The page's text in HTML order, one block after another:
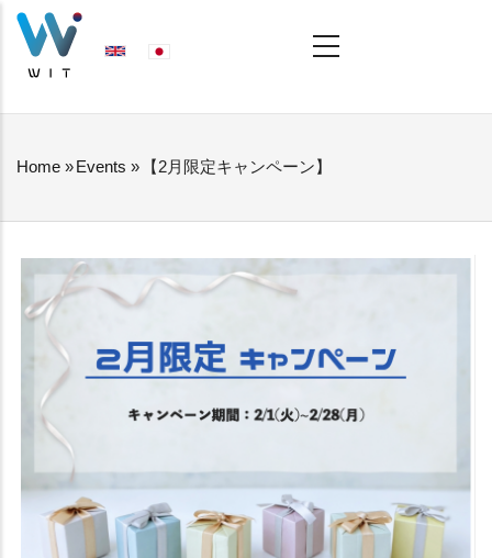
Skip
NAVIGATION
BREADCRUMB
Home »Events » 【2月限定キャンペーン】